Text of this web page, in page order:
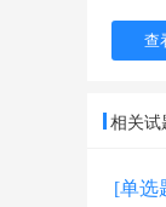
查
相关试
[单选